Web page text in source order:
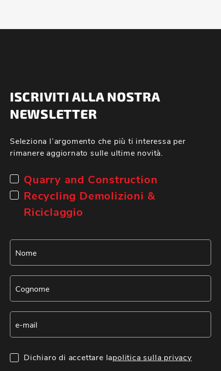
ISCRIVITI ALLA NOSTRA
NEWSLETTER
Seleziona l’argomento che più ti interessa per
rimanere aggiornato sulle ultime novità.
Quarry and Construction
Recycling Demolizioni &
Riciclaggio
Dichiaro di accettare lapolitica sulla privacy